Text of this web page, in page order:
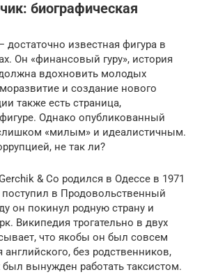
биографическая
достаточно известная фигура в
Он «финансовый гуру», история
вдохновить молодых
и создание нового
также есть страница,
Однако опубликованный
«милым» и идеалистичным.
не так ли?
& Co родился в Одессе в 1971
в Продовольственный
он покинул родную страну и
Википедия трогательно в двух
что якобы он был совсем
английского, без родственников,
вынужден работать таксистом.